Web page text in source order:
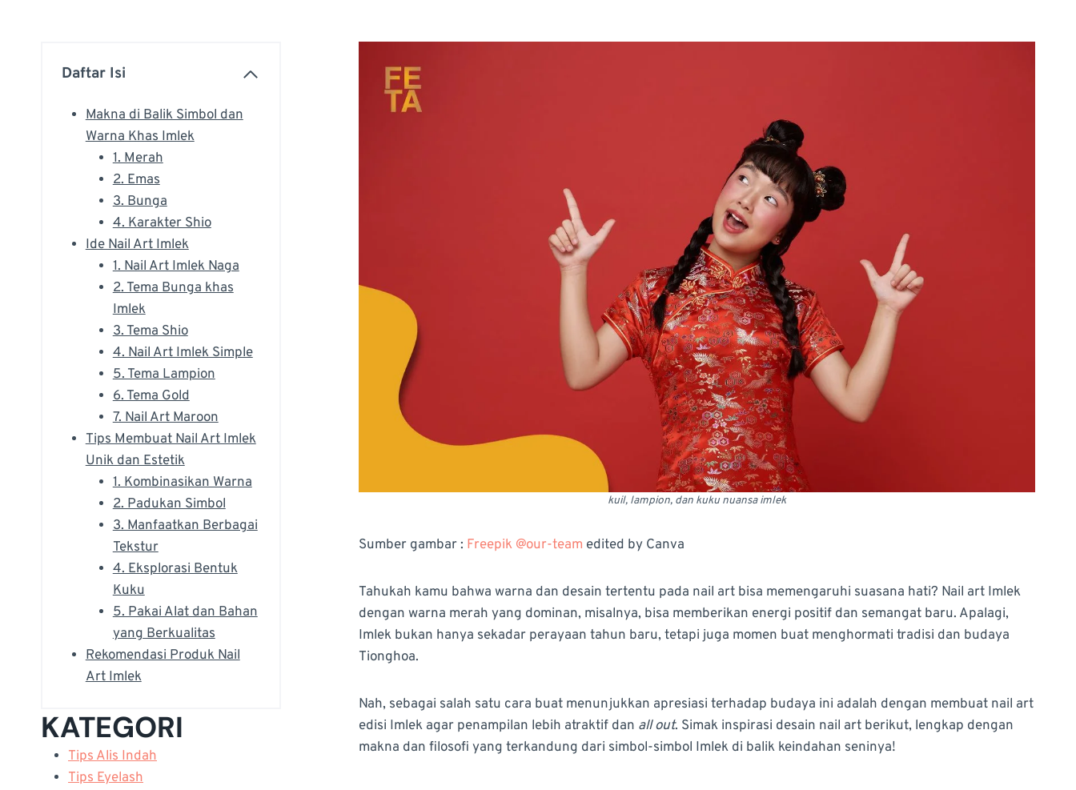
kuil, lampion, dan kuku nuansa imlek
Sumber gambar : Freepik @our-team edited by Canva
Tahukah kamu bahwa warna dan desain tertentu pada nail art bisa memengaruhi suasana hati? Nail art Imlek
dengan warna merah yang dominan, misalnya, bisa memberikan energi positif dan semangat baru. Apalagi,
Imlek bukan hanya sekadar perayaan tahun baru, tetapi juga momen buat menghormati tradisi dan budaya
Tionghoa.
Nah, sebagai salah satu cara buat menunjukkan apresiasi terhadap budaya ini adalah dengan membuat nail art
edisi Imlek agar penampilan lebih atraktif dan all out. Simak inspirasi desain nail art berikut, lengkap dengan
makna dan filosofi yang terkandung dari simbol-simbol Imlek di balik keindahan seninya!
Daftar Isi
Makna di Balik Simbol dan
Warna Khas Imlek
1. Merah
2. Emas
3. Bunga
4. Karakter Shio
Ide Nail Art Imlek
1. Nail Art Imlek Naga
2. Tema Bunga khas
Imlek
3. Tema Shio
4. Nail Art Imlek Simple
5. Tema Lampion
6. Tema Gold
7. Nail Art Maroon
Tips Membuat Nail Art Imlek
Unik dan Estetik
1. Kombinasikan Warna
2. Padukan Simbol
3. Manfaatkan Berbagai
Tekstur
4. Eksplorasi Bentuk
Kuku
5. Pakai Alat dan Bahan
yang Berkualitas
Rekomendasi Produk Nail
Art Imlek
KATEGORI
Tips Alis Indah
Tips Eyelash